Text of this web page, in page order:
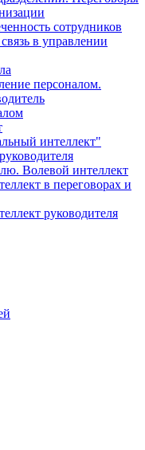
сотрудников
в управлении
персоналом.
интеллект"
Волевой интеллект
в переговорах и
руководителя